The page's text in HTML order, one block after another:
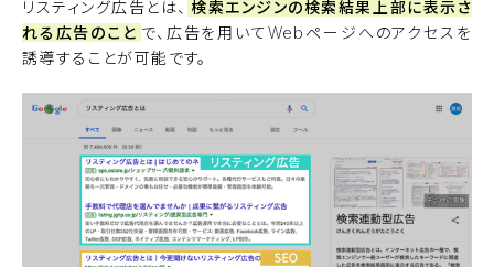
リスティング広告とは、 検索エンジンの検索結果上部に表示さ
れる広告のこと で、広告を用いてWebページへのアクセスを
誘導することが可能です。